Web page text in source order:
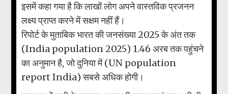
इसमें कहा गया है कि लाखों लोग अपने वास्तविक प्रजनन
लक्ष्य प्राप्त करने में सक्षम नहीं हैं।
रिपोर्ट के मुताबिक भारत की जनसंख्या 2025 के अंत तक
(India population 2025) 1.46 अरब तक पहुंचने
का अनुमान है, जो दुनिया में (UN population
report India) सबसे अधिक होगी।